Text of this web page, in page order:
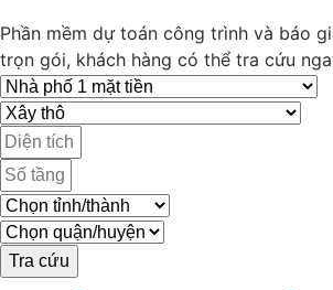
Phần mềm dự toán công trình và báo
trọn gói, khách hàng có thể tra cứu